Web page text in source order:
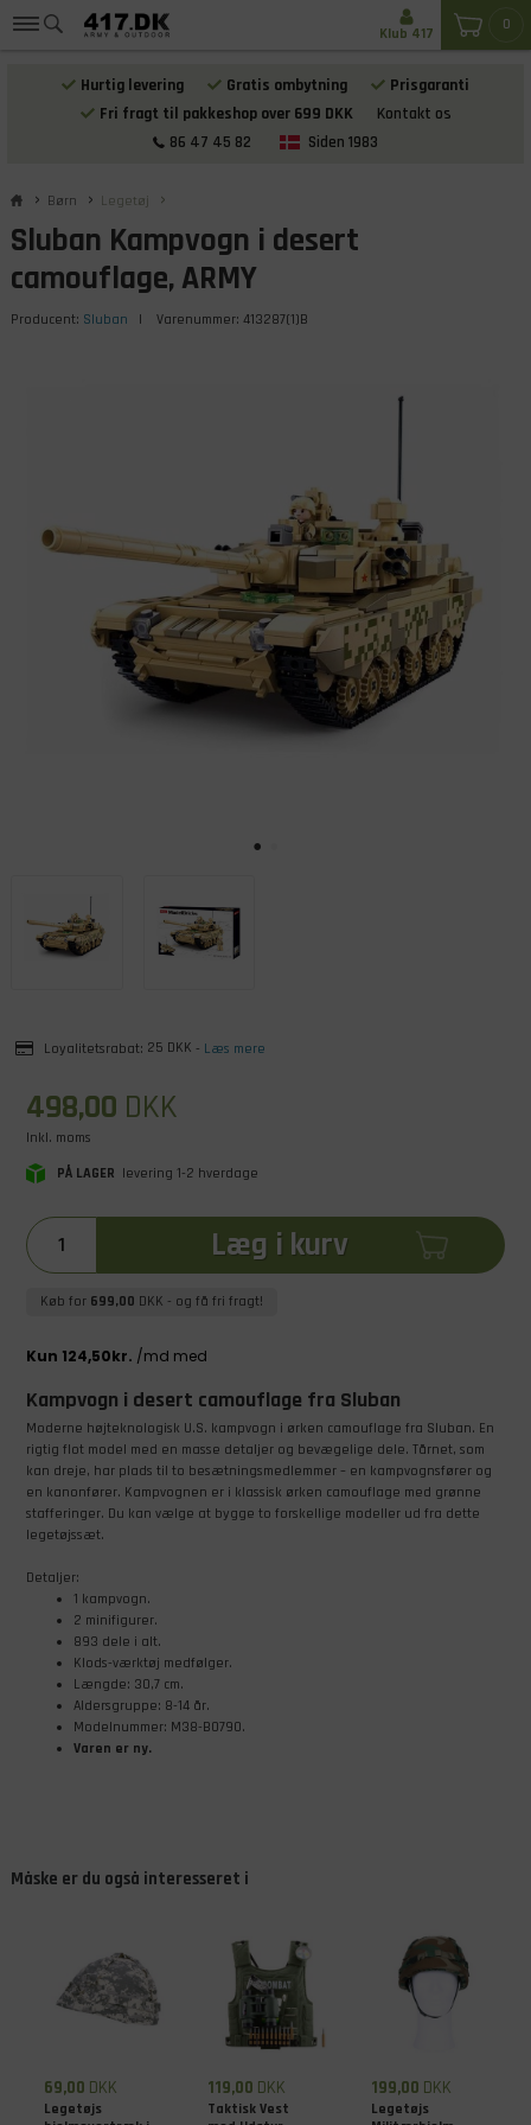
Hurtig levering Gratis ombytning
Prisgaranti
Fri fragt til pakkeshop over 699 DKK
Kontakt os
86 47 45 82
Siden 1983
0
Klub 417
Børn Legetøj
Sluban Kampvogn i desert
camouflage, ARMY
Producent: Sluban | Varenummer: 413287(1)B
Loyalitetsrabat: 25 DKK - Læs mere
498,00 DKK
Inkl. moms
PÅ LAGER levering 1-2 hverdage
Læg i kurv
Køb for 699,00 DKK - og få fri fragt!
Kampvogn i desert camouflage fra Sluban
Moderne højteknologisk U.S. kampvogn i ørken camouflage fra Sluban. En
rigtig flot model med en masse detaljer og bevægelige dele. Tårnet, som
kan dreje, har plads til to besætningsmedlemmer – en kampvognsfører og
en kanonfører. Kampvognen er i klassisk ørken camouflage med grønne
stafferinger. Du kan vælge at bygge to forskellige modeller ud fra dette
legetøjssæt.
Detaljer:
1 kampvogn.
2 minifigurer.
893 dele i alt.
Klods-værktøj medfølger.
Længde: 30,7 cm.
Aldersgruppe: 8-14 år.
Modelnummer: M38-B0790.
Varen er ny.
Måske er du også interesseret i
69,00 DKK
Legetøjs
119,00 DKK
Taktisk Vest
199,00 DKK
Legetøjs